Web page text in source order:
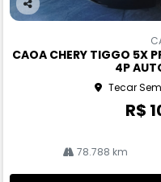
Co
rtil
CAOA CHERY TIGGO 5X
4P
Tecar
R$
78.788 km